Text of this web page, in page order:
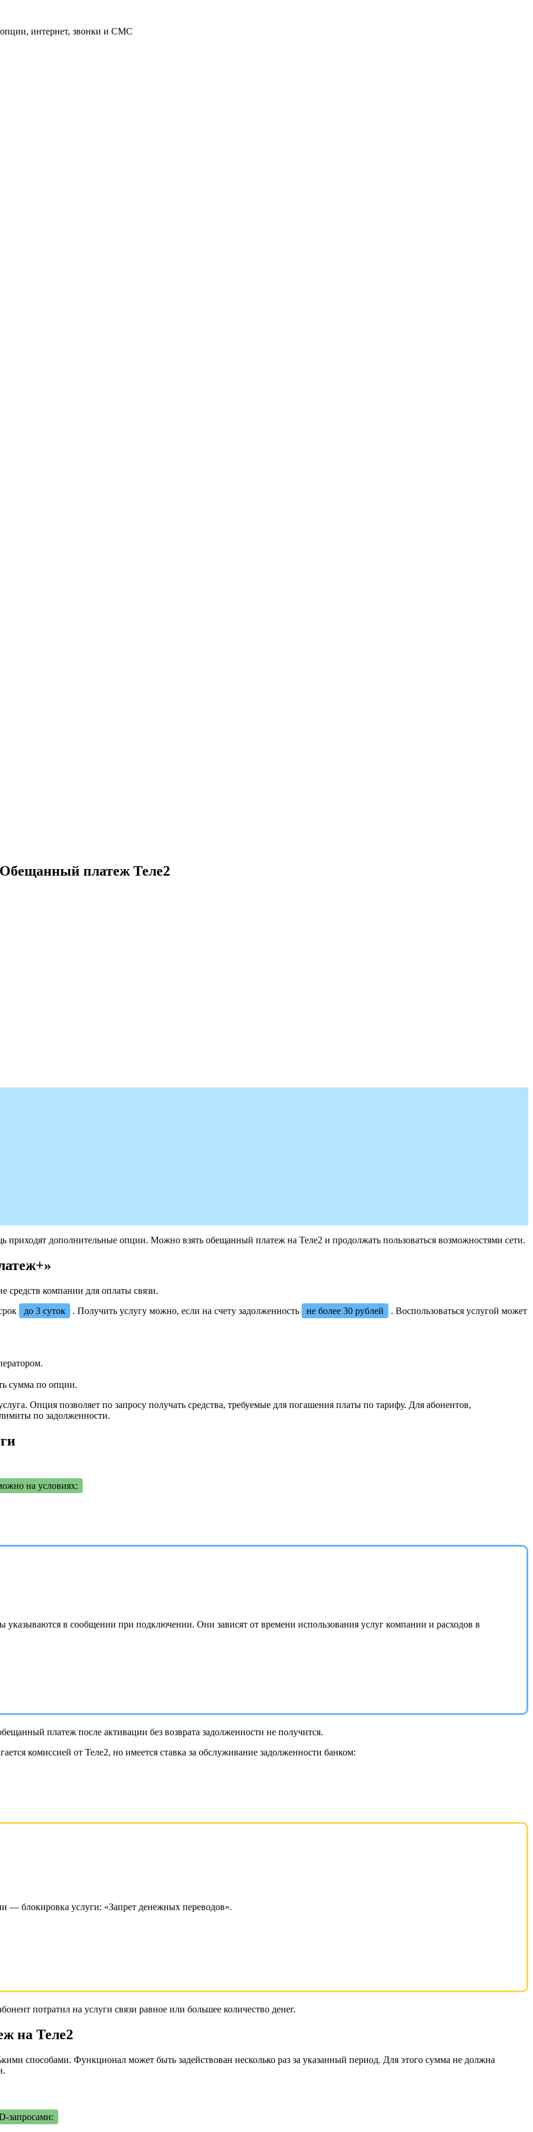
интернет, звонки и СМС
платеж Теле2
приходят дополнительные опции. Можно взять обещанный платеж на Теле2 и продолжать пользоваться возможностями сети.
средств компании для оплаты связи.
до 3 суток . Получить услугу можно, если на счету задолженность не более 30 рублей
. Воспользоваться услугой может
сумма по опции.
Опция позволяет по запросу получать средства, требуемые для погашения платы по тарифу. Для абонентов,
по задолженности.
на условиях:
в сообщении при подключении. Они зависят от времени использования услуг компании и расходов в
платеж после активации без возврата задолженности не получится.
комиссией от Теле2, но имеется ставка за обслуживание задолженности банком:
— блокировка услуги: «Запрет денежных переводов».
потратил на услуги связи равное или большее количество денег.
на Теле2
способами. Функционал может быть задействован несколько раз за указанный период. Для этого сумма не должна
запросами: